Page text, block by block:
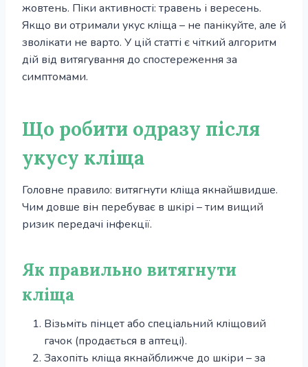
жовтень. Піки активності: травень і вересень.
Якщо ви отримали укус кліща – не панікуйте, але й
зволікати не варто. У цій статті є чіткий алгоритм
дій від витягування до спостереження за
симптомами.
Що робити одразу після
укусу кліща
Головне правило: витягнути кліща якнайшвидше.
Чим довше він перебуває в шкірі – тим вищий
ризик передачі інфекції.
Як правильно витягнути
кліща
Візьміть пінцет або спеціальний кліщовий
гачок (продається в аптеці).
Захопіть кліща якнайближче до шкіри – за